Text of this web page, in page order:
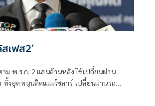
เฟส2’
าม พ.ร.ก. 2 แสนล้านหลัง ใช้เปลี่ยนผ่าน
ทั้งอุดหนุนติดแผงโซลาร์-เปลี่ยนผ่านรถ